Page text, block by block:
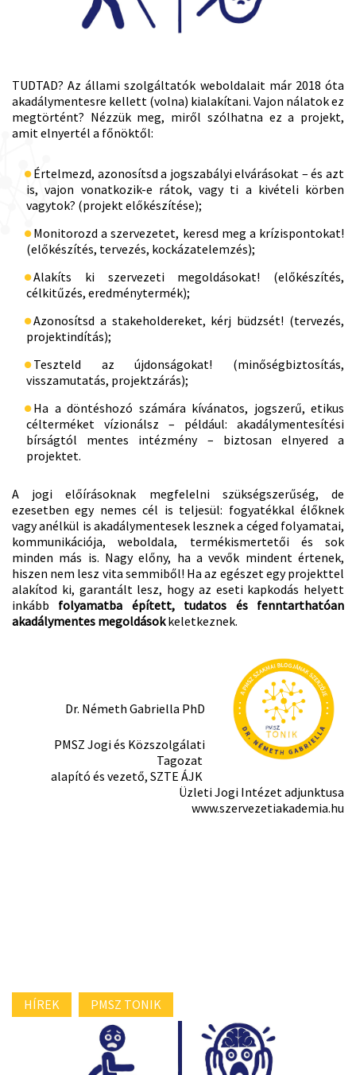
TUDTAD? Az állami szolgáltatók weboldalait már 2018 óta
akadálymentesre kellett (volna) kialakítani. Vajon nálatok ez
megtörtént? Nézzük meg, miről szólhatna ez a projekt,
amit elnyertél a főnöktől:
Értelmezd, azonosítsd a jogszabályi elvárásokat – és azt
is, vajon vonatkozik-e rátok, vagy ti a kivételi körben
vagytok? (projekt előkészítése);
Monitorozd a szervezetet, keresd meg a krízispontokat!
(előkészítés, tervezés, kockázatelemzés);
Alakíts ki szervezeti megoldásokat! (előkészítés,
célkitűzés, eredménytermék);
Azonosítsd a stakeholdereket, kérj büdzsét! (tervezés,
projektindítás);
Teszteld az újdonságokat! (minőségbiztosítás,
visszamutatás, projektzárás);
Ha a döntéshozó számára kívánatos, jogszerű, etikus
célterméket vízionálsz – például: akadálymentesítési
bírságtól mentes intézmény – biztosan elnyered a
projektet.
A jogi előírásoknak megfelelni szükségszerűség, de
ezesetben egy nemes cél is teljesül: fogyatékkal élőknek
vagy anélkül is akadálymentesek lesznek a céged folyamatai,
kommunikációja, weboldala, termékismertetői és sok
minden más is. Nagy előny, ha a vevők mindent értenek,
hiszen nem lesz vita semmiből! Ha az egészet egy projekttel
alakítod ki, garantált lesz, hogy az eseti kapkodás helyett
inkább folyamatba épített, tudatos és fenntarthatóan
akadálymentes megoldásokkeletkeznek.
Dr. Németh Gabriella PhD
PMSZ Jogi és Közszolgálati
Tagozat
alapító és vezető, SZTE ÁJK
Üzleti Jogi Intézet adjunktusa
www.szervezetiakademia.hu
HÍREK PMSZ TONIK